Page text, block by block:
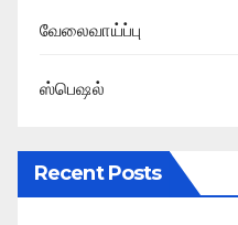
வேலைவாய்ப்பு
ஸ்பெஷல்
Recent Posts